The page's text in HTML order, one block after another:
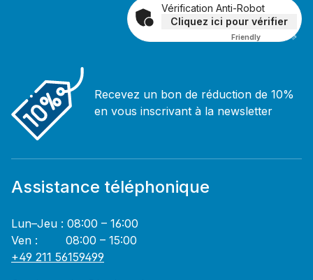
Vérification Anti-Robot
Cliquez ici pour vérifier
Friendly Captcha ⇗
Recevez un bon de réduction de 10%
en vous inscrivant à la newsletter
Assistance téléphonique
Lun–Jeu : 08:00 – 16:00
Ven : 08:00 – 15:00
+49 211 56159499